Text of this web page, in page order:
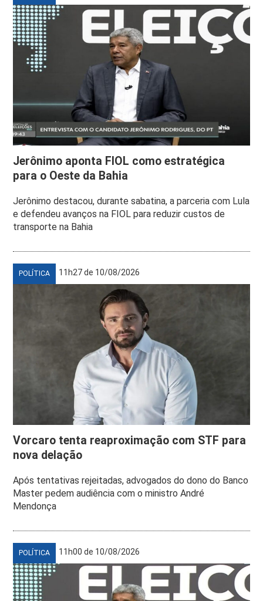
Jerônimo aponta FIOL como estratégica
para o Oeste da Bahia
Jerônimo destacou, durante sabatina, a parceria com Lula
e defendeu avanços na FIOL para reduzir custos de
transporte na Bahia
POLÍTICA 11h27 de 10/08/2026
Vorcaro tenta reaproximação com STF para
nova delação
Após tentativas rejeitadas, advogados do dono do Banco
Master pedem audiência com o ministro André
Mendonça
POLÍTICA 11h00 de 10/08/2026